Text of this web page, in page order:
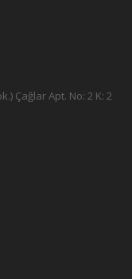
Çağlar Apt. No: 2 K: 2